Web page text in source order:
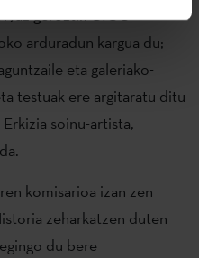
geroztik CICC
arduradun kargua du;
eta galeriako-
testuak ere argitaratu ditu
soinu-artista,
komisarioa izan zen
zeharkatzen duten
du bere